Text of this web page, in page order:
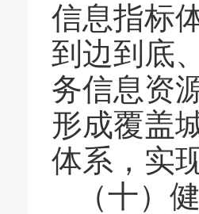
信息指标
到边到底
务信息资
形成覆盖
体系，实
（十）